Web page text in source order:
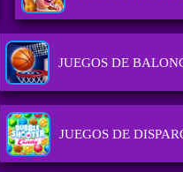
JUEGOS DE
JUEGOS DE